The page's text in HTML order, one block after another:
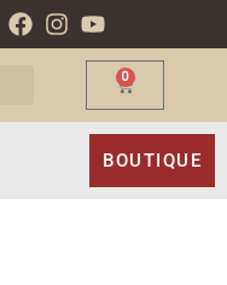
0
BOUTIQUE